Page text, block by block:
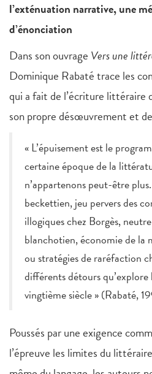
l’exténuation narrative, une
d’énonciation
Dans son ouvrage Vers une
Dominique Rabaté trace les
qui a fait de l’écriture littéraire
son propre désœuvrement et
« L’épuisement est le
certaine époque de la
n’appartenons peut-être
beckettien, jeu pervers des
illogiques chez Borgès,
blanchotien, économie de la
ou stratégies de raréfaction
différents détours
vingtième siècle » (Rabaté,
Poussés par une exigence
l’épreuve les limites du